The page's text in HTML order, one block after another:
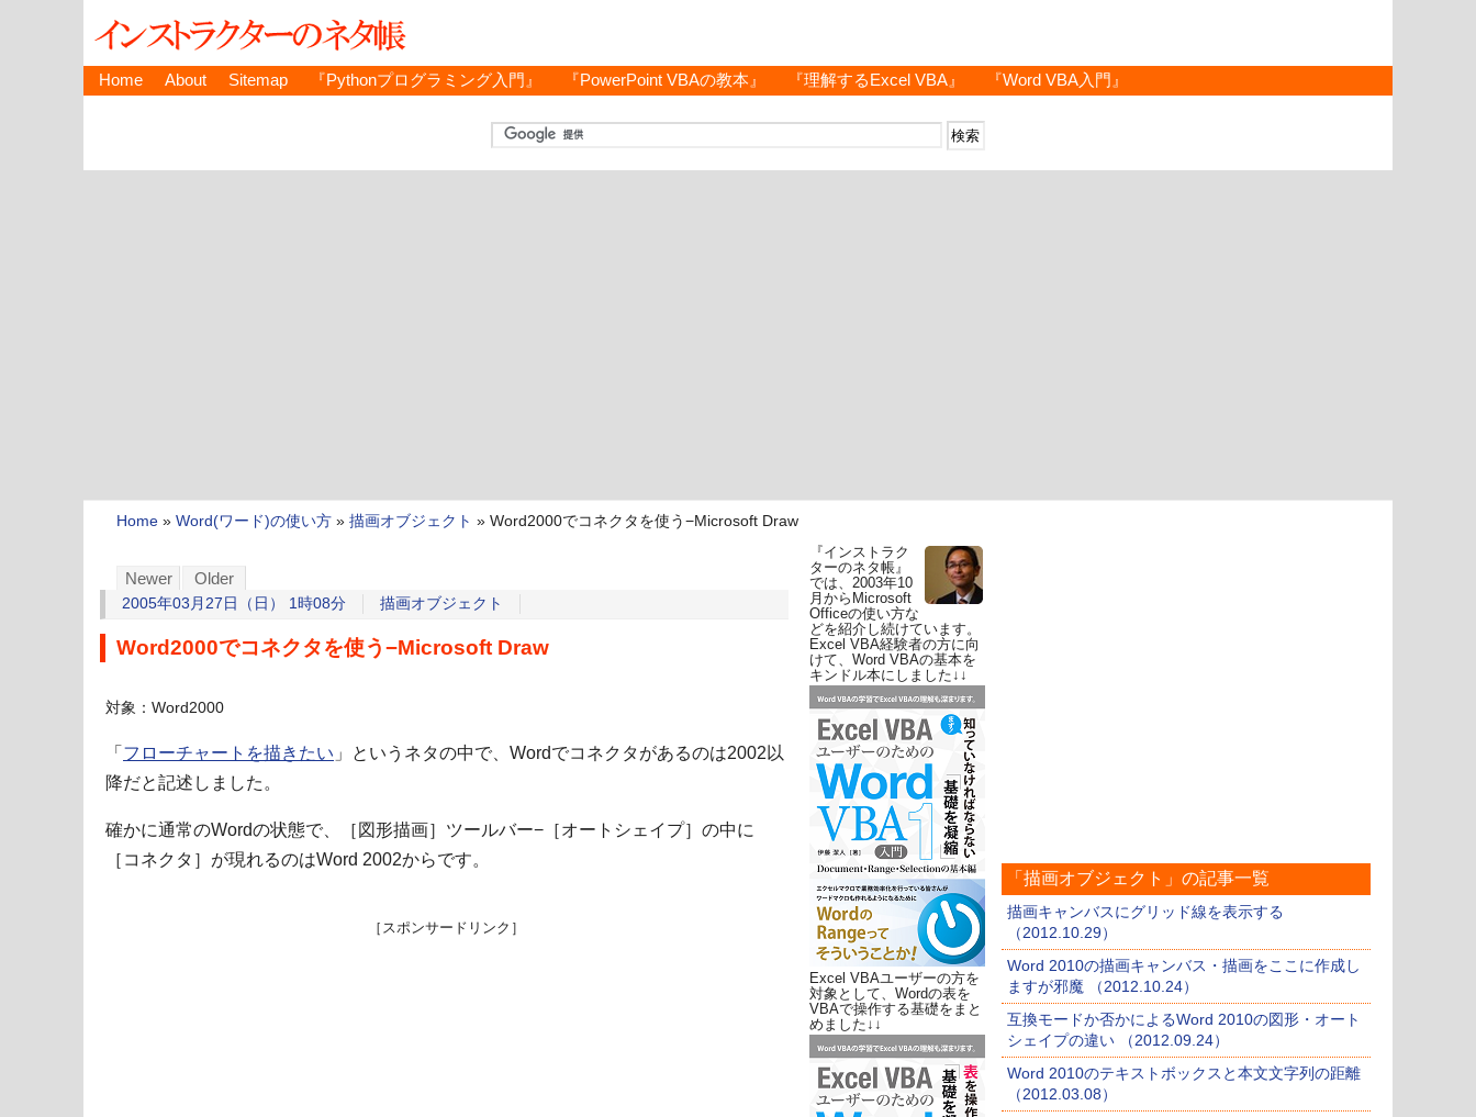
Home About Sitemap 『Pythonプログラミング入門』 『PowerPoint VBAの教本』 『理解するExcel VBA』 『Word VBA入門』
Home » Word(ワード)の使い方 » 描画オブジェクト » Word2000でコネクタを使う−Microsoft Draw
Newer Older
2005年03月27日（日） 1時08分 描画オブジェクト
Word2000でコネクタを使う−Microsoft Draw
対象：Word2000
「 フローチャートを描きたい 」というネタの中で、Wordでコネクタがあるのは2002以
降だと記述しました。
確かに通常のWordの状態で、［図形描画］ツールバー−［オートシェイプ］の中に
［コネクタ］が現れるのはWord 2002からです。
［スポンサードリンク］
『インストラク
ターのネタ帳』
では、2003年10
月からMicrosoft
Officeの使い方な
どを紹介し続けています。
Excel VBA経験者の方に向
けて、Word VBAの基本を
キンドル本にしました↓↓
Excel VBAユーザーの方を
対象として、Wordの表を
VBAで操作する基礎をまと
めました↓↓
「描画オブジェクト」の記事一覧
描画キャンバスにグリッド線を表示する
（2012.10.29）
Word 2010の描画キャンバス・描画をここに作成し
ますが邪魔 （2012.10.24）
互換モードか否かによるWord 2010の図形・オート
シェイプの違い （2012.09.24）
Word 2010のテキストボックスと本文文字列の距離
（2012.03.08）